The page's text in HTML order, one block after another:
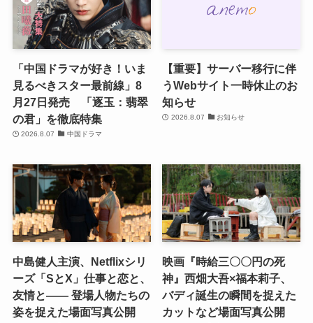
「中国ドラマが好き！いま
見るべきスター最前線」8
月27日発売 「逐玉：翡翠
の君」を徹底特集
2026.8.07 中国ドラマ
【重要】サーバー移行に伴
うWebサイト一時休止のお
知らせ
2026.8.07 お知らせ
中島健人主演、Netflixシリ
ーズ「SとX」仕事と恋と、
友情と―― 登場人物たちの
姿を捉えた場面写真公開
映画『時給三〇〇円の死
神』西畑大吾×福本莉子、
バディ誕生の瞬間を捉えた
カットなど場面写真公開